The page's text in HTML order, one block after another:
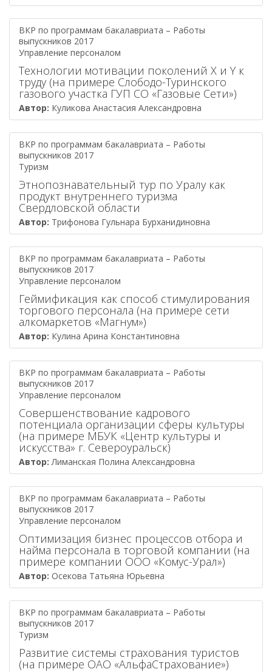
ВКР по программам бакалавриата – Работы
выпускников 2017
Управление персоналом
Технологии мотивации поколений X и Y к
труду (на примере Слободо-Туринского
газового участка ГУП СО «Газовые Сети»)
Автор: Куликова Анастасия Александровна
ВКР по программам бакалавриата – Работы
выпускников 2017
Туризм
Этнопознавательный тур по Уралу как
продукт внутреннего туризма
Свердловской области
Автор: Трифонова Гульнара Бурханидиновна
ВКР по программам бакалавриата – Работы
выпускников 2017
Управление персоналом
Геймификация как способ стимулирования
торгового персонала (на примере сети
алкомаркетов «Магнум»)
Автор: Кулина Арина Константиновна
ВКР по программам бакалавриата – Работы
выпускников 2017
Управление персоналом
Совершенствование кадрового
потенциала организации сферы культуры
(на примере МБУК «Центр культуры и
искусства» г. Североуральск)
Автор: Лиманская Полина Александровна
ВКР по программам бакалавриата – Работы
выпускников 2017
Управление персоналом
Оптимизация бизнес процессов отбора и
найма персонала в торговой компании (на
примере компании ООО «Комус-Урал»)
Автор: Осекова Татьяна Юрьевна
ВКР по программам бакалавриата – Работы
выпускников 2017
Туризм
Развитие системы страхования туристов
(на примере ОАО «АльфаСтрахование»)